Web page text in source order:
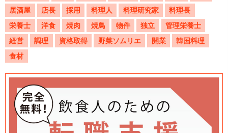
居酒屋
店長 採用 料理人 料理研究家
料理長
栄養士
洋食 焼肉 焼鳥 物件 独立
管理栄養士
経営
調理 資格取得 野菜ソムリエ 開業
韓国料理
食材